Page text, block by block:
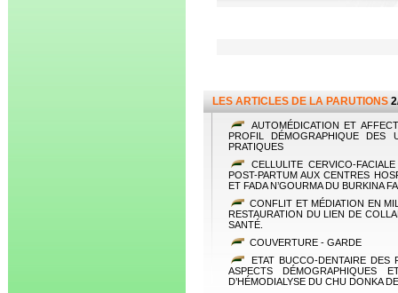
LES ARTICLES DE LA PARUTIONS
AUTOMÉDICATION ET
PROFIL DÉMOGRAPHIQUE DES
PRATIQUES
CELLULITE CERVICO-
POST-PARTUM AUX CENTRES
ET FADA N’GOURMA DU BURKINA
CONFLIT ET MÉDIATION EN
RESTAURATION DU LIEN DE
SANTÉ.
COUVERTURE - GARDE
ETAT BUCCO-DENTAIRE DES
ASPECTS DÉMOGRAPHIQUES
D’HÉMODIALYSE DU CHU DONKA